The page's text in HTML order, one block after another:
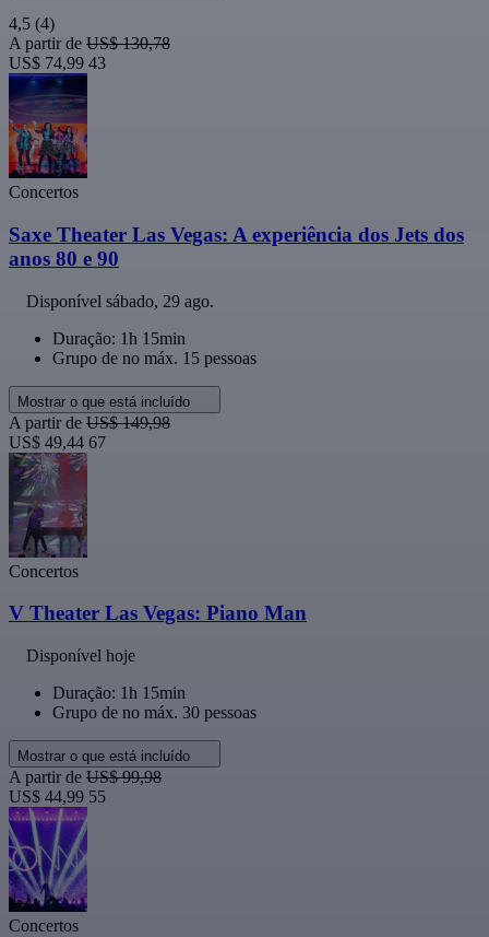
4,5 (4)
A partir de US$ 130,78
US$ 74,99 43
Concertos
Saxe Theater Las Vegas: A experiência dos Jets dos
anos 80 e 90
Disponível sábado, 29 ago.
Duração: 1h 15min
Grupo de no máx. 15 pessoas
Mostrar o que está incluído
A partir de US$ 149,98
US$ 49,44 67
Concertos
V Theater Las Vegas: Piano Man
Disponível hoje
Duração: 1h 15min
Grupo de no máx. 30 pessoas
Mostrar o que está incluído
A partir de US$ 99,98
US$ 44,99 55
Concertos